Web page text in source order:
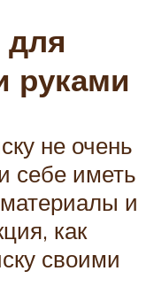
для
руками
не очень
себе иметь
и
как
своими